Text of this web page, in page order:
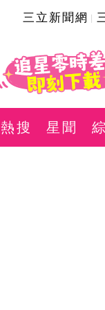
三立新聞網
熱搜 星聞